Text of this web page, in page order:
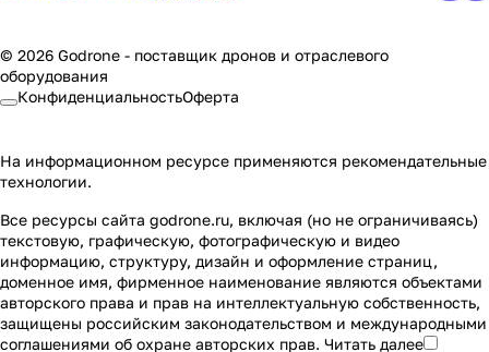
© 2026 Godrone - поставщик дронов и отраслевого
оборудования
КонфиденциальностьОферта
На информационном ресурсе применяются рекомендательные
технологии.
Все ресурсы сайта godrone.ru, включая (но не ограничиваясь)
текстовую, графическую, фотографическую и видео
информацию, структуру, дизайн и оформление страниц,
доменное имя, фирменное наименование являются объектами
авторского права и прав на интеллектуальную собственность,
защищены российским законодательством и международными
соглашениями об охране авторских прав. Читать далее